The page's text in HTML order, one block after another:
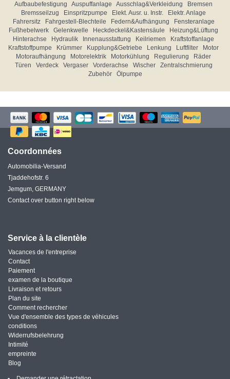
Aufbaubefestigung Auspuffanlage Ausschlag&Verkleidung
Bremsen
Bremsseilzug
Einspritzpumpe Elekt. Ausr. u. Instr.
Elektr. Anlage
Fahrersitz
Fahrgestell-Blechteile Federn&Aufhängung
Fensteranlage
Fußhebelwerk
Gelenkwelle Heckdeckel&Kastensäule
Heizung&Lüftung
Hinterachse
Hydraulik Innenausstattung Keilriemen
Kraftstoffanlage
Kraftstoffpumpe
Krümmer Kupplung&Getriebe Lenkung Luftfilter
Motor
Motoraufhängung
Motorelektrik Motorkühlung Regulierung
Räder
Türen
Verdeck Vergaser Vorderachse Wischer
Zentralschmierung
Zubehör
Ölpumpe
Coordonnées
Automobilia-Versand
Tjaddehofstr. 6
Jemgum, GERMANY
Contact over button right below
Service à la clientèle
Vacances de l'entreprise
Contact
Paiement
examen de la boutique
Livraison et retours
Plan du site
Comment rechercher
Vue d'ensemble des types de véhicules
conditions
Widerrufsbelehrung
Intimité
empreinte
Blog